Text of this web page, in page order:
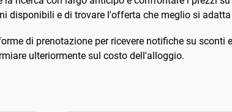
disponibili e di trovare l'offerta che meglio si adatta
di prenotazione per ricevere notifiche su
ulteriormente sul costo dell'alloggio.